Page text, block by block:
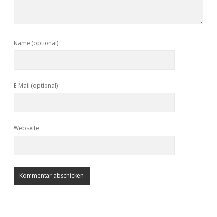
Name (optional)
E-Mail (optional)
Webseite